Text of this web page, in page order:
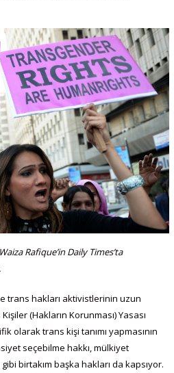
Rafique’in Daily Times’ta
trans hakları aktivistlerinin uzun
(Hakların Korunması) Yasası
olarak trans kişi tanımı yapmasının
seçebilme hakkı, mülkiyet
birtakım başka hakları da kapsıyor.